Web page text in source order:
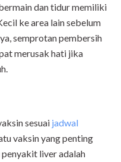
dan tidur memiliki
ke area lain sebelum
semprotan pembersih
merusak hati jika
sesuai jadwal
vaksin yang penting
liver adalah